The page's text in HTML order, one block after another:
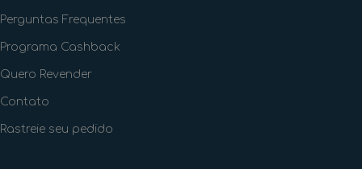
Perguntas Frequentes
Programa Cashback
Quero Revender
Contato
Rastreie seu pedido